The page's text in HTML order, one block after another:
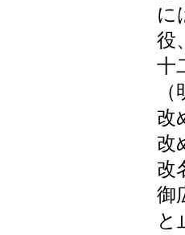
に
役
十
改
改
改
御
と